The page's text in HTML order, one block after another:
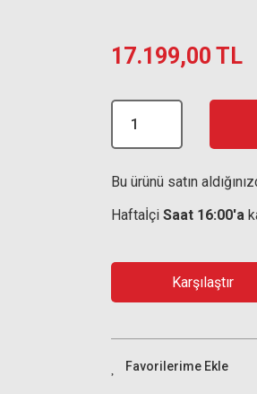
17.199,00 TL
Bu ürünü satın
Haftaİçi Saat 16:00'a
Karşılaştır